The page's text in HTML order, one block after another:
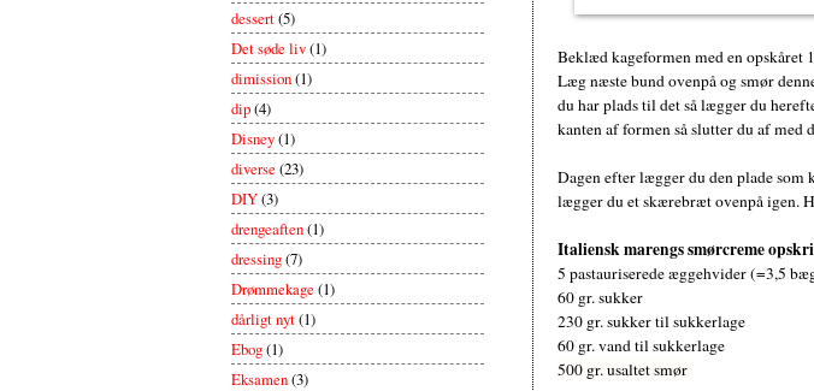
Beklæd kageformen med en opskåret
Læg næste bund ovenpå og smør
du har plads til det så lægger du
kanten af formen så slutter du af med
Dagen efter lægger du den plade som
lægger du et skærebræt ovenpå igen.
Italiensk marengs smørcreme
5 pastauriserede æggehvider (=3,5
60 gr. sukker
230 gr. sukker til sukkerlage
60 gr. vand til sukkerlage
500 gr. usaltet smør
dessert(5)
Det søde liv(1)
dimission(1)
dip(4)
Disney(1)
diverse(23)
DIY(3)
drengeaften(1)
dressing(7)
Drømmekage(1)
dårligt nyt(1)
Ebog(1)
Eksamen(3)